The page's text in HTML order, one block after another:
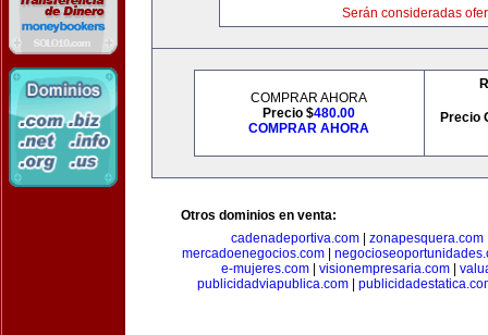
Serán consideradas
COMPRAR AHORA
Precio $480.00
COMPRAR AHORA
Precio
Otros dominios en venta:
cadenadeportiva.com
zonapesquera.com
mercadoenegocios.com
e-mujeres.com
visionempresaria.com
publicidadviapublica.com